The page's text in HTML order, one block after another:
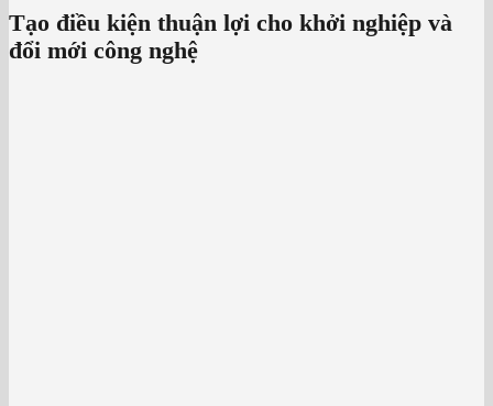
Tạo điều kiện thuận lợi cho khởi nghiệp và
đổi mới công nghệ